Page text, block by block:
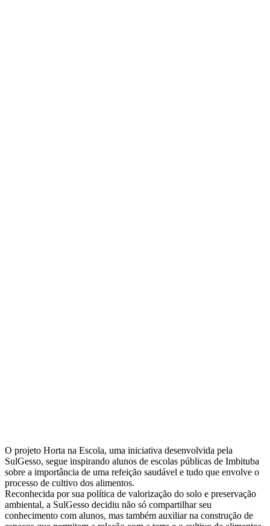
O projeto Horta na Escola, uma iniciativa desenvolvida pela
SulGesso, segue inspirando alunos de escolas públicas de Imbituba
sobre a importância de uma refeição saudável e tudo que envolve o
processo de cultivo dos alimentos.
Reconhecida por sua política de valorização do solo e preservação
ambiental, a SulGesso decidiu não só compartilhar seu
conhecimento com alunos, mas também auxiliar na construção de